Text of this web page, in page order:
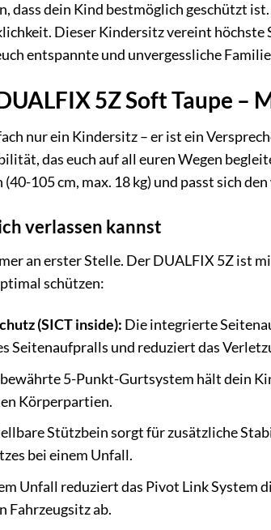
dass dein Kind bestmöglich geschützt
Dieser Kindersitz vereint
entspannte und unvergessliche
5Z Soft Taupe –
nur ein Kindersitz – er ist ein
das euch auf all euren Wegen
105 cm, max. 18 kg) und passt sich
verlassen kannst
an erster Stelle. Der DUALFIX 5Z ist
schützen:
(SICT inside): Die integrierte
Seitenaufpralls und reduziert das
5-Punkt-Gurtsystem hält dein
Körperpartien.
Stützbein sorgt für zusätzliche
bei einem Unfall.
Unfall reduziert das Pivot Link System
Fahrzeugsitz ab.